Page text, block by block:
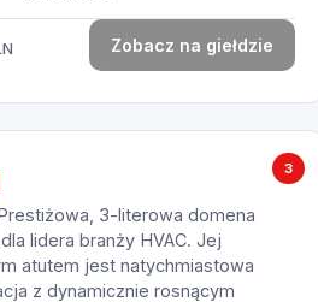
Zobacz na giełdzie
3
3-literowa domena
lidera branży HVAC. Jej
atutem jest natychmiastowa
z dynamicznie rosnącym